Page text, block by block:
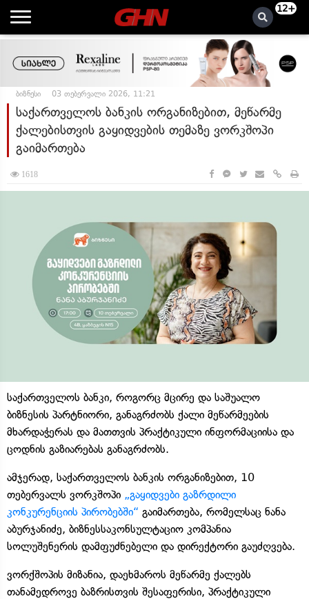
12+
ბიზნესი 03 თებერვალი 2026, 11:21
საქართველოს ბანკის ორგანიზებით, მეწარმე
ქალებისთვის გაყიდვების თემაზე ვორკშოპი
გაიმართება
1618
საქართველოს ბანკი, როგორც მცირე და საშუალო
ბიზნესის პარტნიორი, განაგრძობს ქალი მეწარმეების
მხარდაჭერას და მათთვის პრაქტიკული ინფორმაციისა და
ცოდნის გაზიარებას განაგრძობს.
ამჯერად, საქართველოს ბანკის ორგანიზებით, 10
თებერვალს ვორკშოპი „გაყიდვები გაზრდილი
კონკურენციის პირობებში“ გაიმართება, რომელსაც ნანა
აბურჯანიძე, ბიზნესსაკონსულტაციო კომპანია
სოლუშენერის დამფუძნებელი და დირექტორი გაუძღვება.
ვორქშოპის მიზანია, დაეხმაროს მეწარმე ქალებს
თანამედროვე ბაზრისთვის შესაფერისი, პრაქტიკული